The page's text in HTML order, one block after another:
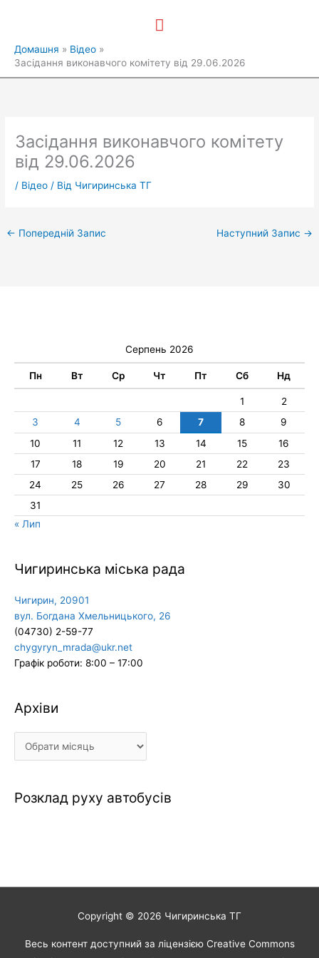
Головне
Домашня
Відео
Засідання виконавчого комітету від 29.06.2026
Засідання виконавчого комітету
від 29.06.2026
/ Відео / Від Чигиринська ТГ
← Попередній Запис Наступний Запис →
Серпень 2026
Пн Вт Ср Чт Пт Сб Нд
1
2
3
4 5 6 7 8
9
10
11 12 13 14 15
16
17
18 19 20 21 22
23
24
25 26 27 28 29
30
31
« Лип
Чигиринська міська рада
Чигирин, 20901
вул. Богдана Хмельницького, 26
(04730) 2-59-77
chygyryn_mrada@ukr.net
Графік роботи: 8:00 – 17:00
Архіви
Архіви
Розклад руху автобусів
Copyright © 2026 Чигиринська ТГ
Весь контент доступний за ліцензією Creative Commons